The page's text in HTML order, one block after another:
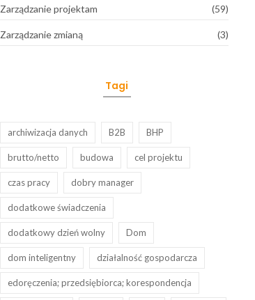
Zarządzanie projektam (59)
Zarządzanie zmianą (3)
Tagi
archiwizacja danych B2B BHP
brutto/netto budowa cel projektu
czas pracy dobry manager
dodatkowe świadczenia
dodatkowy dzień wolny Dom
dom inteligentny działalność gospodarcza
edoręczenia; przedsiębiorca; korespondencja